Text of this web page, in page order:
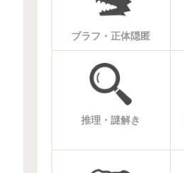
ブラフ・正体隠匿
推理・謎解き